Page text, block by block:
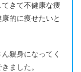
きて不健康な痩
的に痩せたいと
親身になってく
ました。